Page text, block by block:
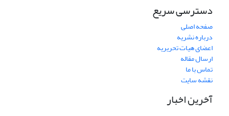
دسترسی سریع
صفحه اصلی
درباره نشریه
اعضای هیات تحریریه
ارسال مقاله
تماس با ما
نقشه سایت
آخرین اخبار